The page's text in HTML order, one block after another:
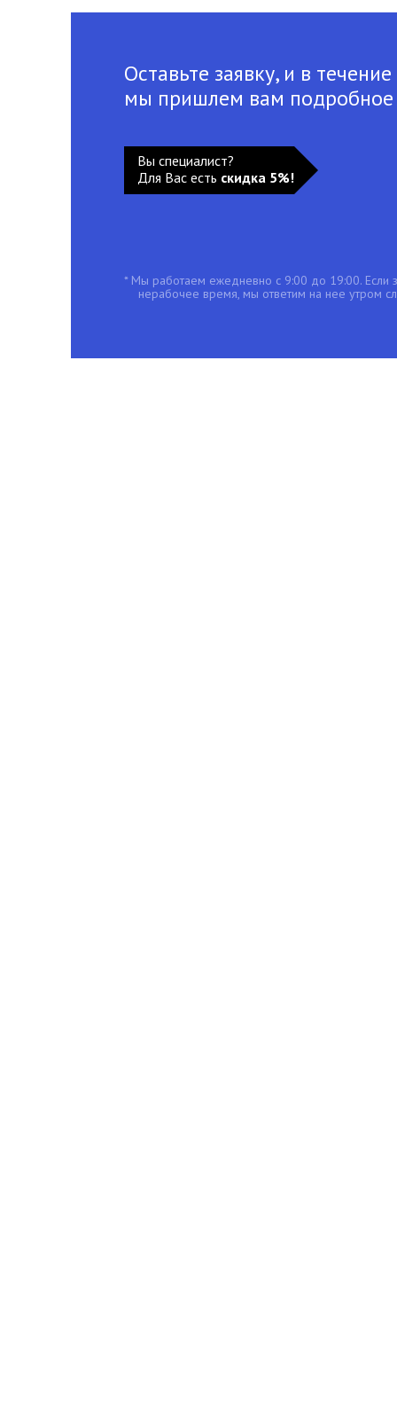
Оставьте заявку, и в
мы пришлем вам
Вы специалист?
Для Вас есть скидка 5%!
* Мы работаем ежедневно с 9:00 до 19:00. Если
нерабочее время, мы ответим на нее утром